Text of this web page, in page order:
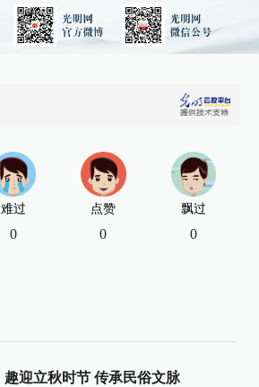
难过
0
点赞
0
飘过
0
趣迎立秋时节 传承民俗文脉